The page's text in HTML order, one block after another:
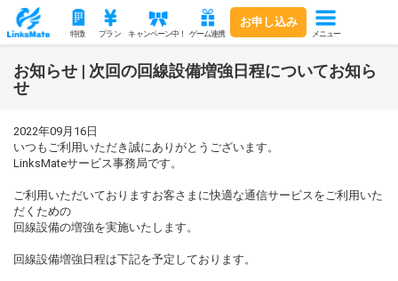
特徴 プラン キャンペーン中！ ゲーム連携
お申し込み
メニュー
お知らせ | 次回の回線設備増強日程についてお知ら
せ
2022年09月16日
いつもご利用いただき誠にありがとうございます。
LinksMateサービス事務局です。
ご利用いただいておりますお客さまに快適な通信サービスをご利用いた
だくための
回線設備の増強を実施いたします。
回線設備増強日程は下記を予定しております。